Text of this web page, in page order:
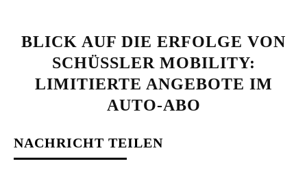
BLICK AUF DIE ERFOLGE VON
SCHÜSSLER MOBILITY:
LIMITIERTE ANGEBOTE IM
AUTO-ABO
NACHRICHT TEILEN